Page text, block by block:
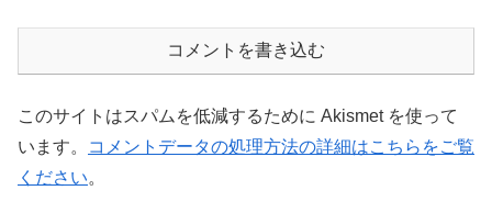
コメントを書き込む
このサイトはスパムを低減するために Akismet を使って
います。
コメントデータの処理方法の詳細はこちらをご覧
ください。